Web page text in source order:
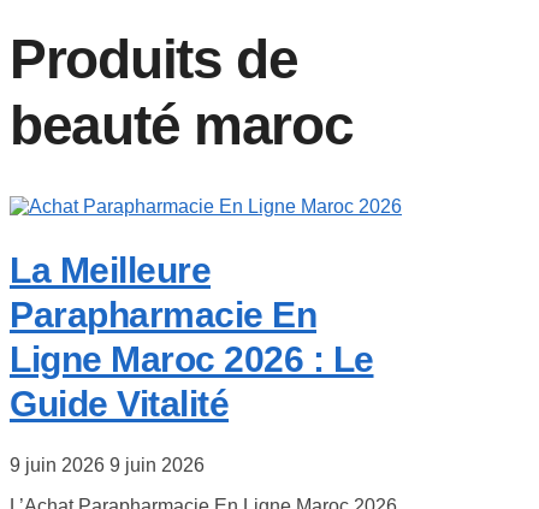
Produits de
beauté maroc
La Meilleure
Parapharmacie En
Ligne Maroc 2026 : Le
Guide Vitalité
9 juin 2026 9 juin 2026